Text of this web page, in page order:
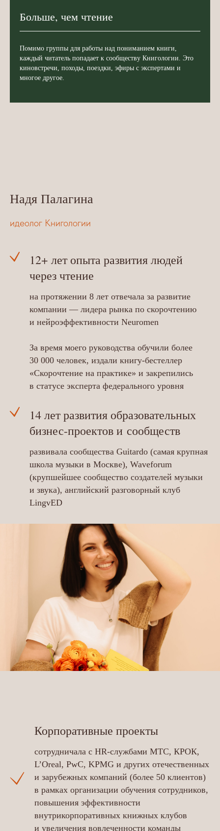
Больше, чем чтение
Помимо группы для работы над пониманием книги,
каждый читатель попадает к сообществу Книгологии. Это
киновстречи, походы, поездки, эфиры с экспертами и
многое другое.
Надя Палагина
идеолог Книгологии
12+ лет опыта развития людей
через чтение
на протяжении 8 лет отвечала за развитие
компании — лидера рынка по скорочтению
и нейроэффективности Neuromen
За время моего руководства обучили более
30 000 человек, издали книгу-бестеллер
«Скорочтение на практике» и закрепились
в статусе эксперта федерального уровня
14 лет развития образовательных
бизнес-проектов и сообществ
развивала сообщества Guitardo (самая крупная
школа музыки в Москве), Waveforum
(крупшейшее сообщество создателей музыки
и звука), английский разговорный клуб
LingvED
Корпоративные проекты
сотрудничала с HR-службами МТС, КРОК,
L’Oreal, PwC, KPMG и других отечественных
и зарубежных компаний (более 50 клиентов)
в рамках организации обучения сотрудников,
повышения эффективности
внутрикорпоративных книжных клубов
и увеличения вовлеченности команды